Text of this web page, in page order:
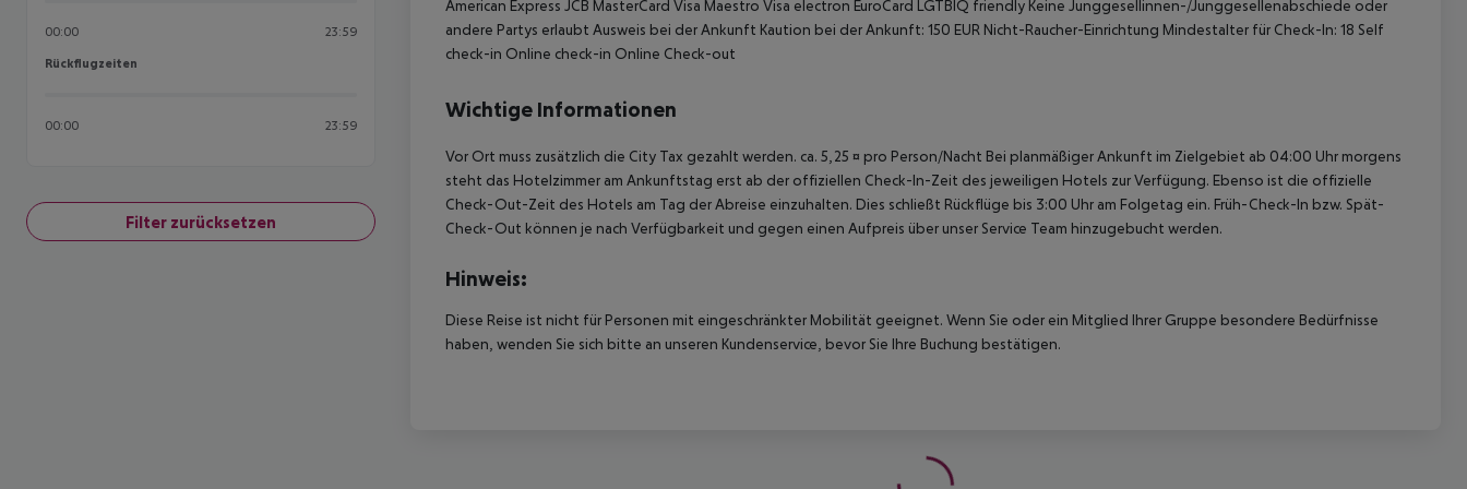
00:00 23:59
Rückflugzeiten
Rückflugzeiten
00:00 23:59
Filter zurücksetzen
American Express JCB MasterCard Visa Maestro Visa electron EuroCard LGTBIQ friendly Keine Junggesellinnen-/Junggesellenabschiede oder
andere Partys erlaubt Ausweis bei der Ankunft Kaution bei der Ankunft: 150 EUR Nicht-Raucher-Einrichtung Mindestalter für Check-In: 18 Self
check-in Online check-in Online Check-out
Wichtige Informationen
Vor Ort muss zusätzlich die City Tax gezahlt werden. ca. 5,25 ¤ pro Person/Nacht Bei planmäßiger Ankunft im Zielgebiet ab 04:00 Uhr morgens
steht das Hotelzimmer am Ankunftstag erst ab der offiziellen Check-In-Zeit des jeweiligen Hotels zur Verfügung. Ebenso ist die offizielle
Check-Out-Zeit des Hotels am Tag der Abreise einzuhalten. Dies schließt Rückflüge bis 3:00 Uhr am Folgetag ein. Früh-Check-In bzw. Spät-
Check-Out können je nach Verfügbarkeit und gegen einen Aufpreis über unser Service Team hinzugebucht werden.
Hinweis:
Diese Reise ist nicht für Personen mit eingeschränkter Mobilität geeignet. Wenn Sie oder ein Mitglied Ihrer Gruppe besondere Bedürfnisse
haben, wenden Sie sich bitte an unseren Kundenservice, bevor Sie Ihre Buchung bestätigen.